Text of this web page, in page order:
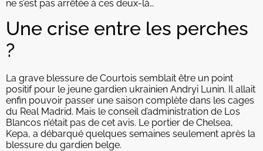
ne s’est pas arrêtée à ces deux-là…
Une crise entre les perches
?
La grave blessure de Courtois semblait être un point
positif pour le jeune gardien ukrainien Andryi Lunin. Il allait
enfin pouvoir passer une saison complète dans les cages
du Real Madrid. Mais le conseil d’administration de Los
Blancos n’était pas de cet avis. Le portier de Chelsea,
Kepa, a débarqué quelques semaines seulement après la
blessure du gardien belge.